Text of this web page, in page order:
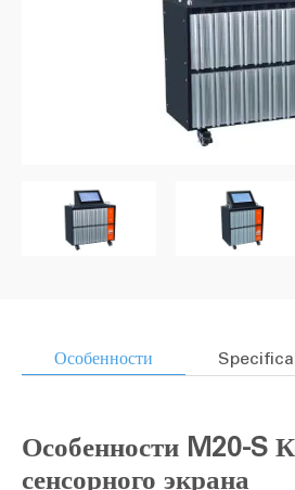
Особенности
Особенности M20-S
сенсорного экрана